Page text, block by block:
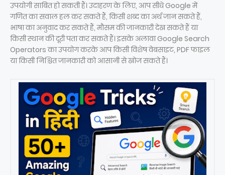
उपयोगी साबित हो सकती हैं। उदाहरण के लिए, आप सीधे Google में
गणित का सवाल हल कर सकते हैं, किसी शब्द का अर्थ जान सकते हैं,
भाषा का अनुवाद कर सकते हैं, मौसम की जानकारी देख सकते हैं या
किसी स्थान की दूरी पता कर सकते हैं। इसके अलावा Google Search
Operators का उपयोग करके आप किसी विशेष वेबसाइट, PDF फाइल
या किसी निश्चित जानकारी को आसानी से खोज सकते हैं।